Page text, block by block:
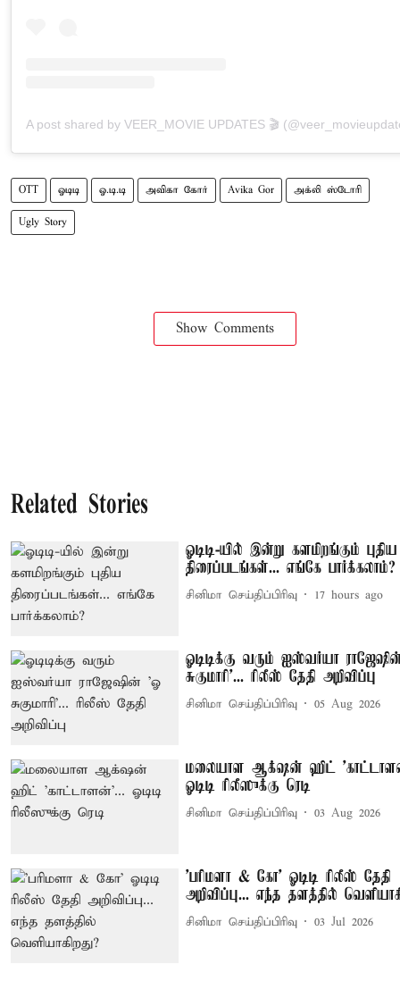
A post shared by VEER_MOVIE UPDATES 🎬
OTT ஓடிடி ஓ.டி.டி அவிகா கோர் Avika Gor அக்லி ஸ்டோரி
Ugly Story
Show Comments
Related Stories
ஓடிடி-யில் இன்று களமிறங்கும் புதிய
திரைப்படங்கள்... எங்கே பார்க்கலாம்?
சினிமா செய்திப்பிரிவு 17 hours ago
ஓடிடிக்கு வரும் ஐஸ்வர்யா
சுகுமாரி'... ரிலீஸ் தேதி அறிவிப்பு
சினிமா செய்திப்பிரிவு 05 Aug 2026
மலையாள ஆக்‌ஷன் ஹிட்
ஓடிடி ரிலீஸுக்கு ரெடி
சினிமா செய்திப்பிரிவு 03 Aug 2026
'பரிமளா & கோ' ஓடிடி ரிலீஸ் தேதி
அறிவிப்பு... எந்த தளத்தில்
சினிமா செய்திப்பிரிவு 03 Jul 2026